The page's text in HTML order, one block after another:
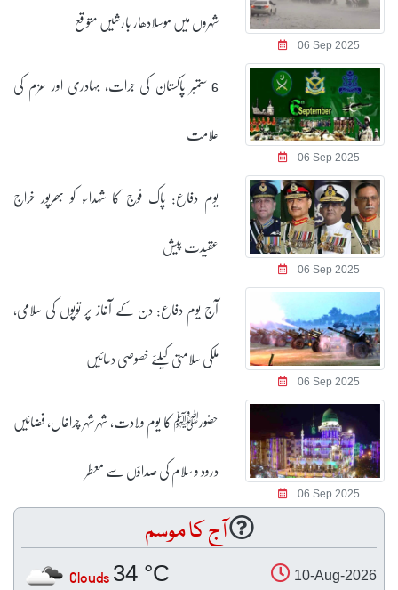
06 Sep 2025
شہروں میں موسلادھار بارشیں متوقع
06 Sep 2025
6 ستمبر پاکستان کی جرات، بہادری اور عزم کی
علامت
06 Sep 2025
یوم دفاع: پاک فوج کا شہداء کو بھرپور خراج
عقیدت پیش
06 Sep 2025
آج یوم دفاع: دن کے آغاز پر توپوں کی سلامی،
ملکی سلامتی کیلئے خصوصی دعائیں
06 Sep 2025
حضورﷺ کا یوم ولادت، شہر شہر چراغاں، فضائیں
درود و سلام کی صداؤں سے معطر
آج کا موسم
10-Aug-2026
34 °C
Clouds